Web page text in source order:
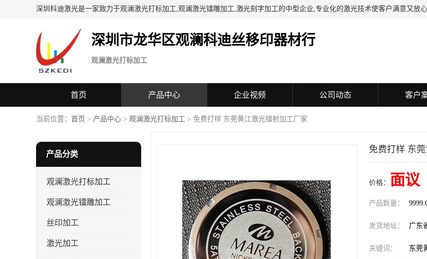
深圳科迪激光是一家致力于观澜激光打标加工,观澜激光镭雕加工,激光刻字加工的中型企业,专业化的激光技术使客户满意又放心
深圳市龙华区观澜科迪丝移印器材行
观澜激光打标加工
首页 产品中心 企业视频 公司动态 客户
当前位置： 首页 > 产品中心 > 观澜激光打标加工 > 免费打样 东莞黄江激光镭射加工厂家
产品分类
观澜激光打标加工
观澜激光镭雕加工
丝印加工
激光加工
免费打样 东
价格： 面议
产品数量：
发货地址： 广东
关键词： 东莞